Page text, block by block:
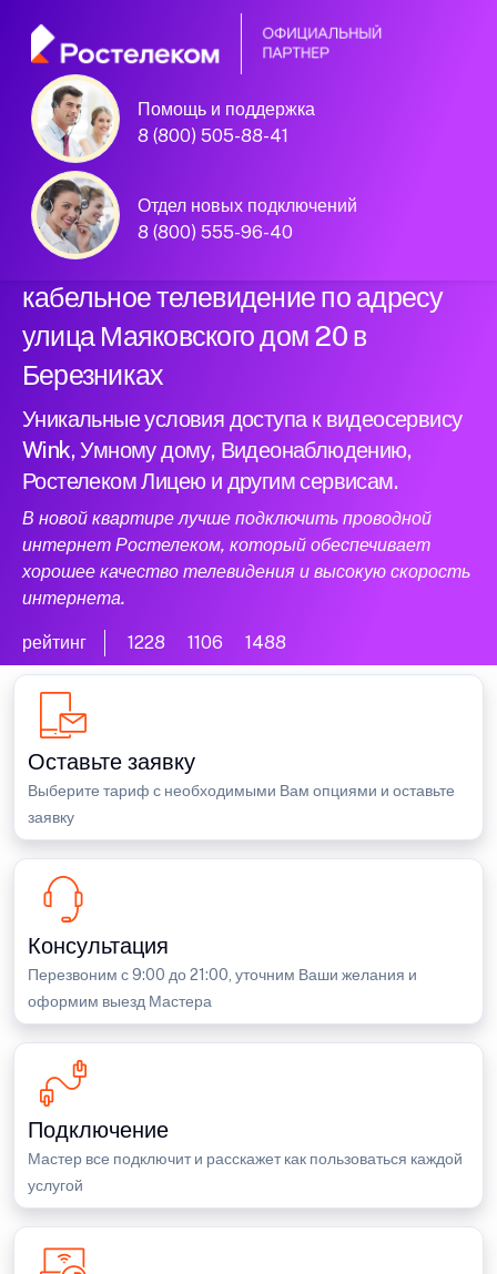
Помощь и поддержка
8 (800) 505-88-41
Отдел новых подключений
8 (800) 555-96-40
Официальный
партнер Ростелеком
Подключили новый интернет и
кабельное телевидение по адресу
улица Маяковского дом 20 в
Березниках
Уникальные условия доступа к видеосервису
Wink, Умному дому, Видеонаблюдению,
Ростелеком Лицею и другим сервисам.
В новой квартире лучше подключить проводной
интернет Ростелеком, который обеспечивает
хорошее качество телевидения и высокую скорость
интернета.
рейтинг 1228 1106 1488
Оставьте заявку
Выберите тариф с необходимыми Вам опциями и оставьте
заявку
Консультация
Перезвоним с 9:00 до 21:00, уточним Ваши желания и
оформим выезд Мастера
Подключение
Мастер все подключит и расскажет как пользоваться каждой
услугой